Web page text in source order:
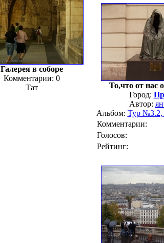
Галерея в соборе
Комментарии: 0
Тат
То,что от нас
Город:
Автор:
Альбом: Тур №3.2,
Комментарии:
Голосов:
Рейтинг: